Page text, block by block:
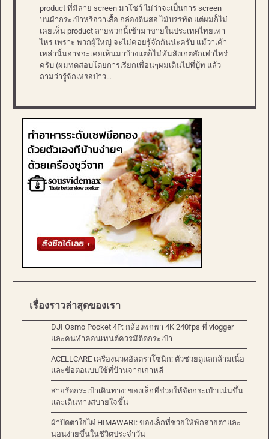
product ที่มีลาย screen มาโชว์ ไม่ว่าจะเป็นการ screen
บนผ้ากระเป๋าหรือว่าเสื้อ กล่องดินสอ ไม้บรรทัด แต่ผมก็ไม่
เคยเห็น product ลายพวกนี้เข้ามาขายในประเทศไทยเท่า
ไหร่ เพราะ พวกผู้ใหญ่ จะไม่ค่อยรู้จักกันน่ะครับ แม้ว่าเค้า
เหล่านั้นอาจจะเคยเห็นมาบ้างแต่ก็ไม่ทันสังเกตสักเท่าไหร่
ครับ (ผมทดสอบโดยการเรียกเพื่อนๆผมเดินไปที่บู้ท แล้ว
ถามว่ารู้จักเหรอป่าว…
เรื่องราวล่าสุดของเรา
DJI Osmo Pocket 4P: กล้องพกพา 4K 240fps ที่ vlogger
และคนทำคอนเทนต์ควรมีติดกระเป๋า
ACELLCARE เครื่องนวดอัลตราโซนิก: ตัวช่วยดูแลกล้ามเนื้อ
และข้อต่อแบบใช้ที่บ้านจากเกาหลี
สายรัดกระเป๋าเดินทาง: ของเล็กที่ช่วยให้จัดกระเป๋าแน่นขึ้น
และเดินทางสบายใจขึ้น
ผ้าปิดตาใยไผ่ HIMAWARI: ของเล็กที่ช่วยให้พักสายตาและ
นอนง่ายขึ้นในชีวิตประจำวัน